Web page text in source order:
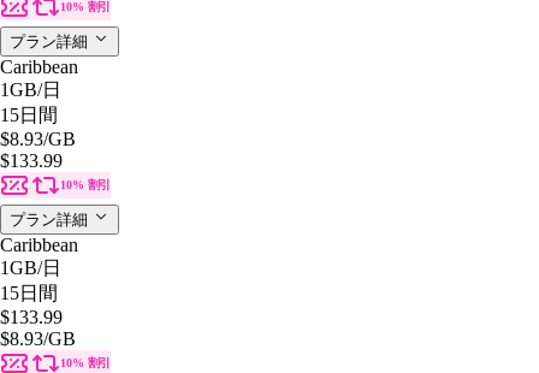
10% 割引
プラン詳細
Caribbean
1GB/日
15日間
$8.93/GB
$133.99
10% 割引
プラン詳細
Caribbean
1GB/日
15日間
$133.99
$8.93/GB
10% 割引